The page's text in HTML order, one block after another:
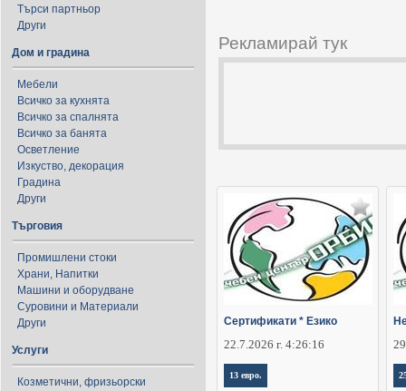
Търси партньор
Други
Дом и градина
Мебели
Всичко за кухнята
Всичко за спалнята
Всичко за банята
Осветление
Изкуство, декорация
Градина
Други
Търговия
Промишлени стоки
Храни, Напитки
Машини и оборудване
Суровини и Материали
Други
Услуги
Козметични, фризьорски
Рекламирай тук
Сертификати * Езико
22.7.2026 г. 4:26:16
13 евро.